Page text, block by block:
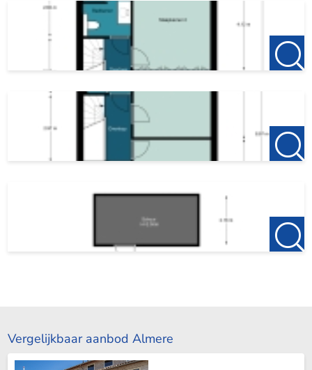
Vergelijkbaar aanbod Almere